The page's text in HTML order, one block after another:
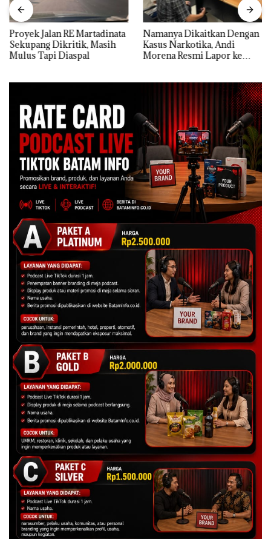
Proyek Jalan RE Martadinata
Sekupang Dikritik, Masih
Mulus Tapi Diaspal
Namanya Dikaitkan Dengan
Kasus Narkotika, Andi
Morena Resmi Lapor ke